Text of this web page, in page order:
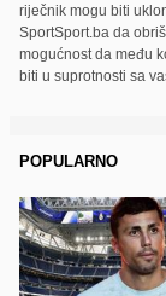
riječnik mogu biti
SportSport.ba da
mogućnost da među
biti u suprotnosti sa
POPULARNO